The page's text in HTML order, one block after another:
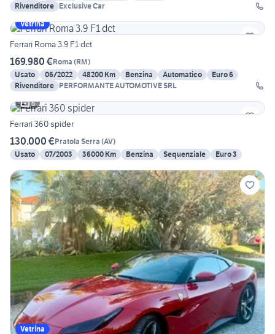
Rivenditore Exclusive Car
Vetrina
Ferrari Roma 3.9 F1 dct
169.980 €Roma (RM)
Usato
06/2022 48200 Km Benzina Automatico
Euro 6
Rivenditore PERFORMANTE AUTOMOTIVE SRL
6
Ferrari 360 spider
130.000 €Pratola Serra (AV)
Usato
07/2003 36000 Km Benzina Sequenziale Euro 3
Vetrina